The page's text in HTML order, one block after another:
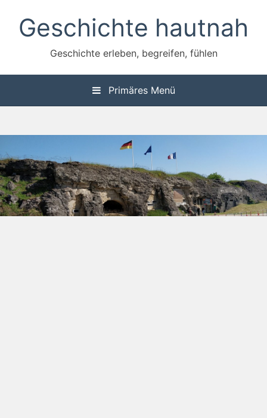
Inhalt
springenGeschichte hautnah
Geschichte erleben, begreifen, fühlen
Primäres Menü